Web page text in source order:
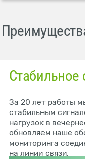
Стабильное
За 20 лет работы
стабильным
нагрузок в
обновляем наше
мониторинга
на линии связи.